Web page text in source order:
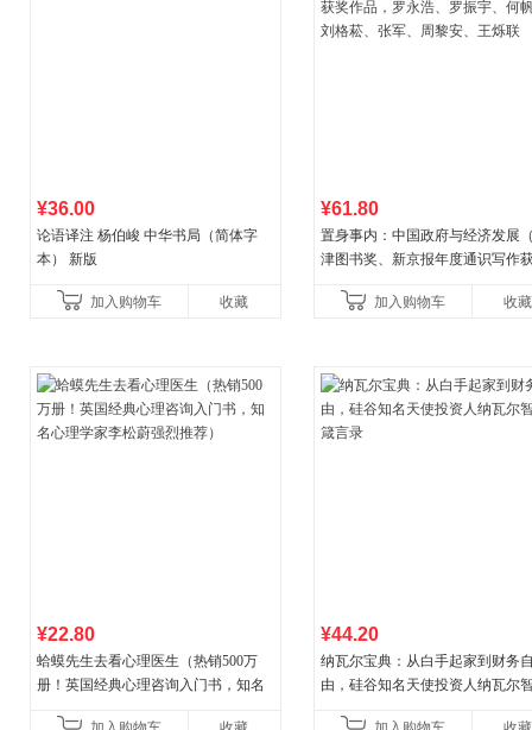
¥36.00
论语译注 杨伯峻 中华书局（简体字
本） 新版
加入购物车 收藏
¥61.80
置身事内：中国政府与经济发展
津图书奖、新京报年度通识写作
菘、张军、周黎安、王烁联
加入购物车 收藏
¥22.80
蛤蟆先生去看心理医生（热销500万
册！英国经典心理咨询入门书，知名
¥44.20
纳瓦尔宝典：从白手起家到财务
由，硅谷知名天使投资人纳瓦尔